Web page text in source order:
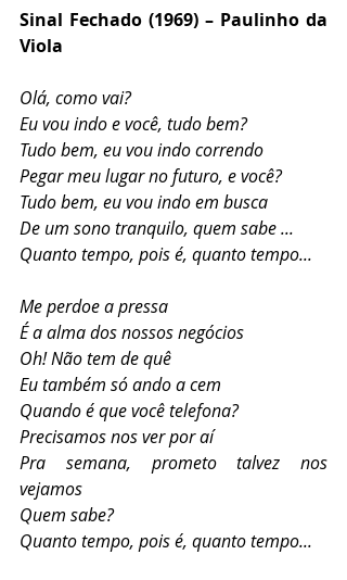
Sinal Fechado (1969) – Paulinho da
Viola
Olá, como vai?
Eu vou indo e você, tudo bem?
Tudo bem, eu vou indo correndo
Pegar meu lugar no futuro, e você?
Tudo bem, eu vou indo em busca
De um sono tranquilo, quem sabe ...
Quanto tempo, pois é, quanto tempo...
Me perdoe a pressa
É a alma dos nossos negócios
Oh! Não tem de quê
Eu também só ando a cem
Quando é que você telefona?
Precisamos nos ver por aí
Pra semana, prometo talvez nos
vejamos
Quem sabe?
Quanto tempo, pois é, quanto tempo...